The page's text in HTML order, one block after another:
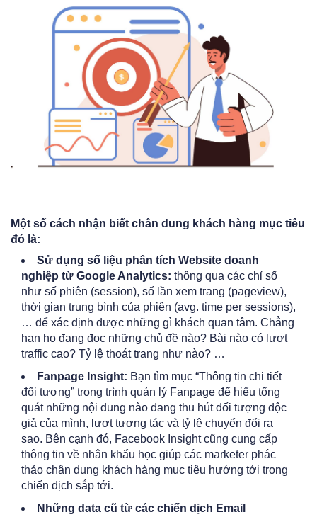
Một số cách nhận biết chân dung khách hàng mục tiêu
đó là:
Sử dụng số liệu phân tích Website doanh
nghiệp từ Google Analytics: thông qua các chỉ số
như số phiên (session), số lần xem trang (pageview),
thời gian trung bình của phiên (avg. time per sessions),
… để xác định được những gì khách quan tâm. Chẳng
hạn họ đang đọc những chủ đề nào? Bài nào có lượt
traffic cao? Tỷ lệ thoát trang như nào? …
Fanpage Insight: Bạn tìm mục “Thông tin chi tiết
đối tượng” trong trình quản lý Fanpage để hiểu tổng
quát những nội dung nào đang thu hút đối tượng độc
giả của mình, lượt tương tác và tỷ lệ chuyển đổi ra
sao. Bên cạnh đó, Facebook Insight cũng cung cấp
thông tin về nhân khẩu học giúp các marketer phác
thảo chân dung khách hàng mục tiêu hướng tới trong
chiến dịch sắp tới.
Những data cũ từ các chiến dịch Email